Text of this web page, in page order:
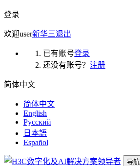
登录
欢迎user新华三退出
已有账号登录
还没有账号？ 注册
简体中文
简体中文
English
Русский
日本語
Español
导航